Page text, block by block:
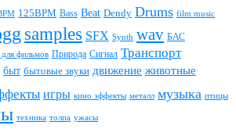
125BPM Bass Beat Dendy Drums film music
samples SFX Synth wav БАС
фильмов Природа Сигнал Транспорт
быт бытовые звуки движение животные
игры кино эффекты металл музыка птицы
техника толпа ужасы